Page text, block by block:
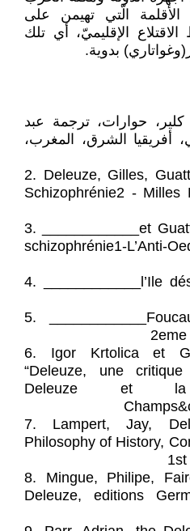
الّتي تهيمن على
الاقتلاع الإقليميّ، أي تلك
بدوية.
كلير، حوارات، ترجمة عبد
أفريقيا الشرق، المغرب،
‎2.‎ Deleuze, Gilles,
Schizophrénie2 - Milles
‎3.‎ ‎____________et
schizophrénie1-L’Anti-‎
‎4.‎ ‎____________l’Ile
‎5.‎
2eme
‎6.‎ Igor Krtolica et
“Deleuze, une
Deleuze et la
‎7.‎ Lampert, Jay,
‎Philosophy of History,
‎8.‎ Mingue, Philipe,
Deleuze, editions